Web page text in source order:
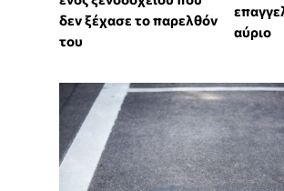
δεν ξέχασε το παρελθόν
του
αύριο